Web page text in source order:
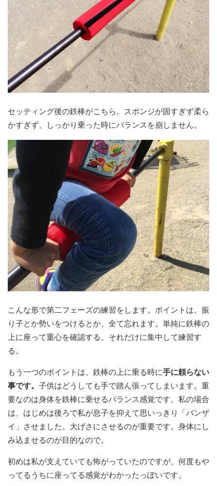
セッティング後の鉄棒がこちら。スポンジが固すぎず柔ら
かすぎず、しっかり乗った時にバランスを崩しません。
こんな形で第二フェーズの練習をします。ポイントは、振
り子とか勢いをつけるとか、全て忘れます。単純に鉄棒の
上に座って重心を確認する。それだけに集中して練習す
る。
もう一つのポイントは、鉄棒の上に乗る時に手に頼らない
事です。 子供はどうしても手で踏ん張ってしまいます。重
要なのは身体を鉄棒に乗せるバランス感覚です。私の場合
は、はじめは後ろで私が息子を抑えて思いっきり「バンザ
イ」させました。大げさにさせるのが重要です。身体にし
み込ませるのが目的なので。
初めは私が支えていても怖がっていたのですが、何度もや
ってるうちに座ってる感覚がわかったっぽいです。